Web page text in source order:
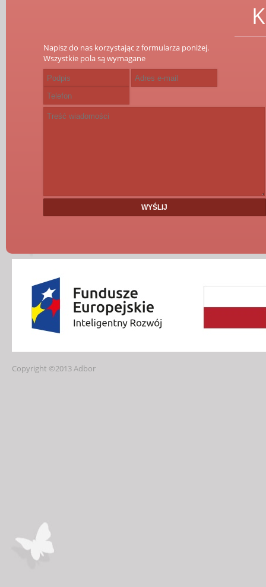
Napisz do nas korzystając z formularza poniżej.
Wszystkie pola są wymagane
Copyright ©2013 Adbor